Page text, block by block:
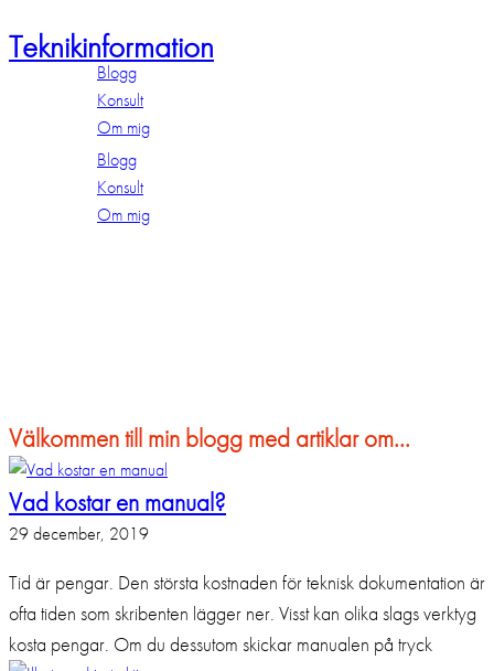
Teknikinformation
Blogg
Konsult
Om mig
Blogg
Konsult
Om mig
Välkommen till min blogg med artiklar om...
Vad kostar en manual?
29 december, 2019
Tid är pengar. Den största kostnaden för teknisk dokumentation är
ofta tiden som skribenten lägger ner. Visst kan olika slags verktyg
kosta pengar. Om du dessutom skickar manualen på tryck